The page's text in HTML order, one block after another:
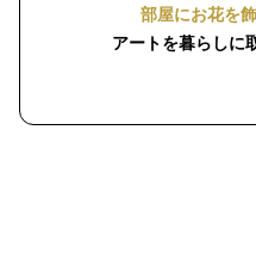
部屋にお花を
アートを暮らしに